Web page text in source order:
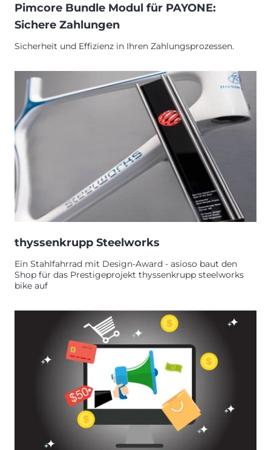
Pimcore Bundle Modul für PAYONE:
Sichere Zahlungen
Sicherheit und Effizienz in Ihren Zahlungsprozessen.
thyssenkrupp Steelworks
Ein Stahlfahrrad mit Design-Award - asioso baut den
Shop für das Prestigeprojekt thyssenkrupp steelworks
bike auf